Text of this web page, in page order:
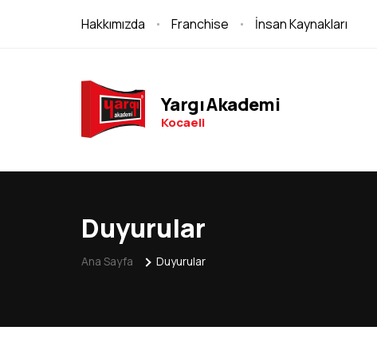
Hakkımızda Franchise İnsan Kaynakları
Yargı Akademi
Kocaeli
Duyurular
Ana Sayfa Duyurular